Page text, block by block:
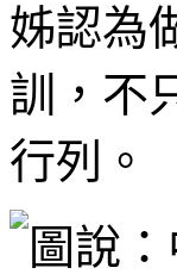
姊認為
訓，不
行列。